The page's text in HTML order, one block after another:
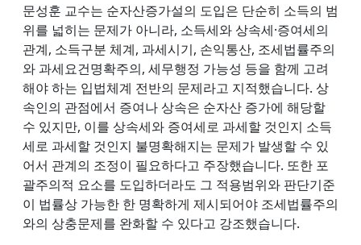
문성훈 교수는 순자산증가설의 도입은 단순히 소득의 범
위를 넓히는 문제가 아니라, 소득세와 상속세·증여세의
관계, 소득구분 체계, 과세시기, 손익통산, 조세법률주의
와 과세요건명확주의, 세무행정 가능성 등을 함께 고려
해야 하는 입법체계 전반의 문제라고 지적했습니다. 상
속인의 관점에서 증여나 상속은 순자산 증가에 해당할
수 있지만, 이를 상속세와 증여세로 과세할 것인지 소득
세로 과세할 것인지 불명확해지는 문제가 발생할 수 있
어서 관계의 조정이 필요하다고 주장했습니다. 또한 포
괄주의적 요소를 도입하더라도 그 적용범위와 판단기준
이 법률상 가능한 한 명확하게 제시되어야 조세법률주의
와의 상충문제를 완화할 수 있다고 강조했습니다.